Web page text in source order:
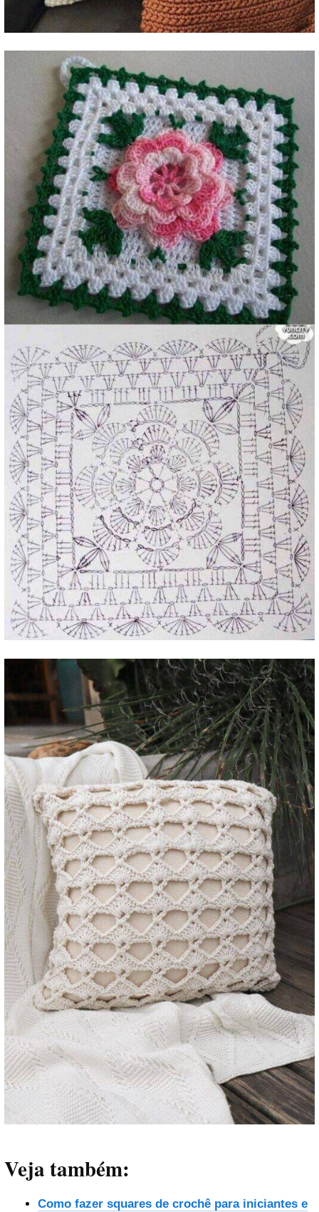
Veja também:
Como fazer squares de crochê para iniciantes e